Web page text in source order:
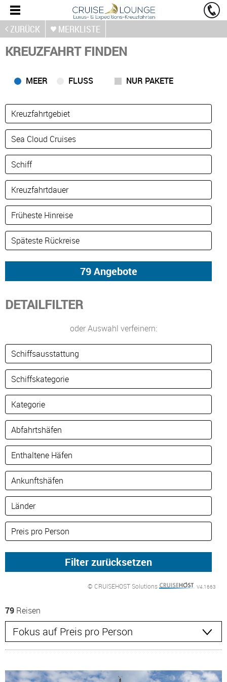
ZURÜCK MERKLISTE
KREUZFAHRT FINDEN
MEER FLUSS NUR PAKETE
DETAILFILTER
oder Auswahl verfeinern:
© CRUISEHOST Solutions V4.1663
79 Reisen